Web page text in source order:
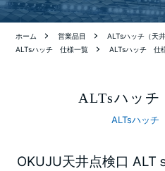
ホーム 営業品目
ALTsハッチ（天井
ALTsハッチ 仕様一覧
ALTsハッチ 仕
ALTsハッ
ALTsハッ
OKUJU天井点検口